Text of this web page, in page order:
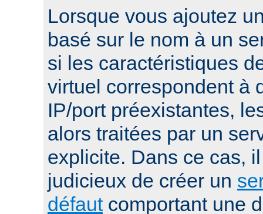
Lorsque vous ajoutez
basé sur le nom à un
si les caractéristiques
virtuel correspondent à
IP/port préexistantes,
alors traitées par un
explicite. Dans ce cas,
judicieux de créer un
défautcomportant une